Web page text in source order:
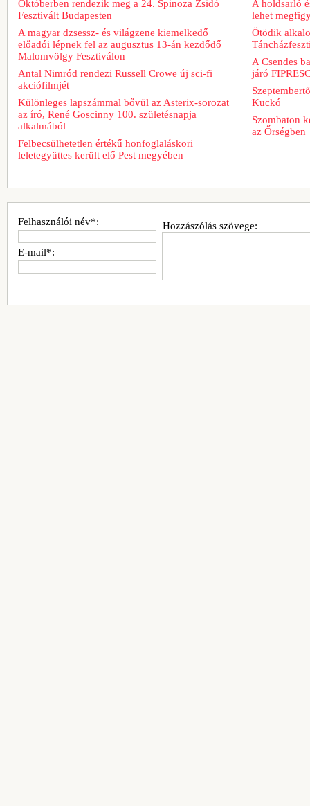
Októberben rendezik meg a 24. Spinoza Zsidó
Fesztivált Budapesten
A magyar dzsessz- és világzene kiemelkedő
előadói lépnek fel az augusztus 13-án kezdődő
Malomvölgy Fesztiválon
Antal Nimród rendezi Russell Crowe új sci-fi
akciófilmjét
Különleges lapszámmal bővül az Asterix-sorozat
az író, René Goscinny 100. születésnapja
alkalmából
Felbecsülhetetlen értékű honfoglaláskori
leletegyüttes került elő Pest megyében
A holdsarló
lehet
Ötödik
A Csendes
járó
Kuckó
Szombaton
az Őrségben
Hozzászólás szövege:
Felhasználói név*:
E-mail*: